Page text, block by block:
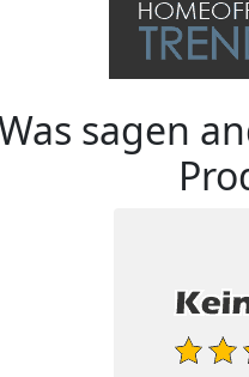
sagen